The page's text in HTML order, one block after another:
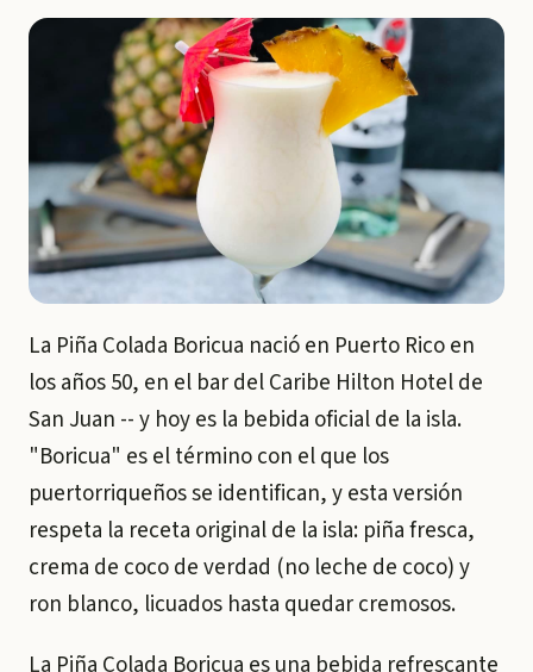
La Piña Colada Boricua nació en Puerto Rico en
los años 50, en el bar del Caribe Hilton Hotel de
San Juan -- y hoy es la bebida oficial de la isla.
"Boricua" es el término con el que los
puertorriqueños se identifican, y esta versión
respeta la receta original de la isla: piña fresca,
crema de coco de verdad (no leche de coco) y
ron blanco, licuados hasta quedar cremosos.
La Piña Colada Boricua es una bebida refrescante